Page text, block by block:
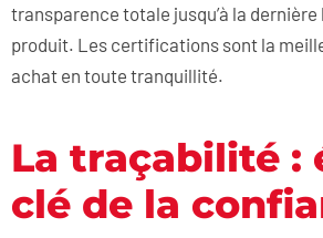
transparence totale jusqu’à la dernière
produit. Les certifications sont la
achat en toute tranquillité.
La traçabilité :
clé de la